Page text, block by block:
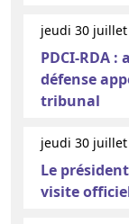
jeudi 30 juillet
PDCI-RDA
défense
tribunal
jeudi 30 juillet
Le
visite